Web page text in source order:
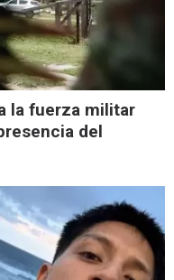
la fuerza militar
del